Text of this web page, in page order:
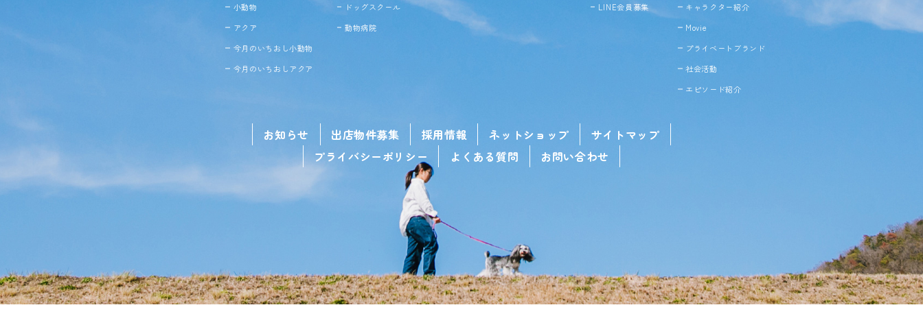
小動物
アクア
今月のいちおし小動物
今月のいちおしアクア
ドッグスクール
動物病院
LINE会員募集
キャラクター紹介
Movie
プライベートブランド
社会活動
エピソード紹介
お知らせ 出店物件募集 採用情報 ネットショップ
サイトマップ
プライバシーポリシー
よくある質問 お問い合わせ